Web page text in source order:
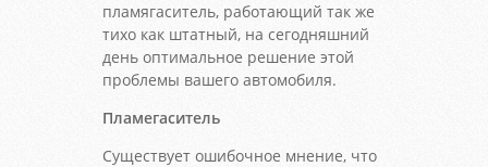
пламягаситель, работающий так же
тихо как штатный, на сегодняшний
день оптимальное решение этой
проблемы вашего автомобиля.
Пламегаситель
Существует ошибочное мнение, что